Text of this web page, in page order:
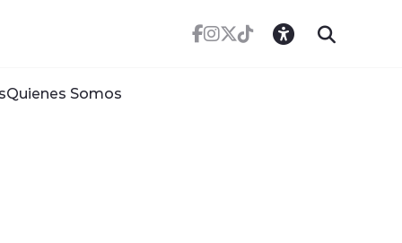
Quienes Somos